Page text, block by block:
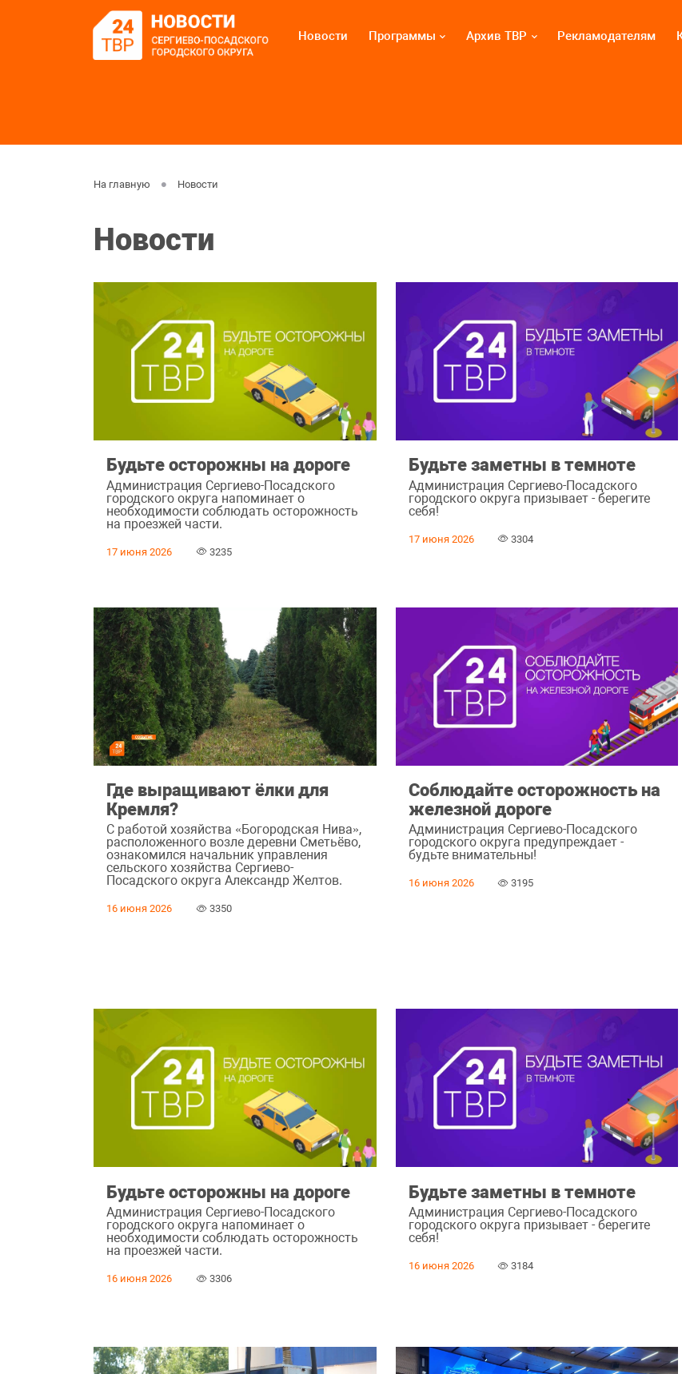
Новости Программы Архив ТВР Рекламодателям
На главную Новости
Новости
Будьте осторожны на дороге
Администрация Сергиево-Посадского
городского округа напоминает о
необходимости соблюдать осторожность
на проезжей части.
17 июня 2026 3235
Будьте заметны в темноте
Администрация Сергиево-Посадского
городского округа призывает - берегите
себя!
17 июня 2026 3304
Где выращивают ёлки для
Кремля?
С работой хозяйства «Богородская Нива»,
расположенного возле деревни Сметьёво,
ознакомился начальник управления
сельского хозяйства Сергиево-
Посадского округа Александр Желтов.
16 июня 2026 3350
Соблюдайте осторожность на
железной дороге
Администрация Сергиево-Посадского
городского округа предупреждает -
будьте внимательны!
16 июня 2026 3195
Будьте осторожны на дороге
Администрация Сергиево-Посадского
городского округа напоминает о
необходимости соблюдать осторожность
на проезжей части.
16 июня 2026 3306
Будьте заметны в темноте
Администрация Сергиево-Посадского
городского округа призывает - берегите
себя!
16 июня 2026 3184